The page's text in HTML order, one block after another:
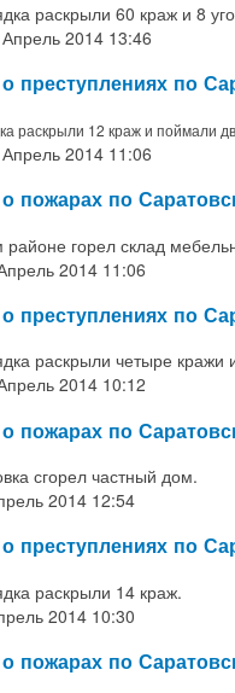
раскрыли 60 краж и 8
2014 13:46
преступлениях по
раскрыли 12 краж и поймали
2014 11:06
пожарах по
горел склад
2014 11:06
преступлениях по
раскрыли четыре кражи
2014 10:12
пожарах по
сгорел частный дом.
2014 12:54
преступлениях по
раскрыли 14 краж.
2014 10:30
пожарах по